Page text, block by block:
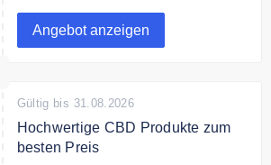
Angebot anzeigen
Gültig bis 31.08.2026
Hochwertige CBD Produkte zum
besten Preis